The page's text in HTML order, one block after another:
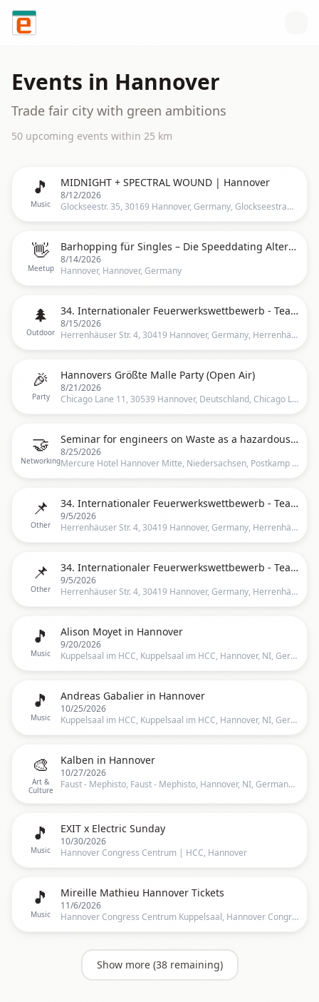
Skip to content
Events in Hannover
Trade fair city with green ambitions
50 upcoming events within 25 km
🎵
Music
MIDNIGHT + SPECTRAL WOUND | Hannover
8/12/2026
Glockseestr. 35, 30169 Hannover, Germany, Glockseestraße 35, 30169 Hannover, Deutschland, Hannover
👋
Meetup
Barhopping für Singles – Die Speeddating Alternative
8/14/2026
Hannover, Hannover, Germany
🌲
Outdoor
34. Internationaler Feuerwerkswettbewerb - Team Finnland
8/15/2026
Herrenhäuser Str. 4, 30419 Hannover, Germany, Herrenhäuser Straße 4, 30419 Hannover, Deutschland, Hannover
🎉
Party
Hannovers Größte Malle Party (Open Air)
8/21/2026
Chicago Lane 11, 30539 Hannover, Deutschland, Chicago Lane 11, 30539 Hannover, Deutschland, Hannover
🤝
Networking
Seminar for engineers on Waste as a hazardous substance and dangerous goods
8/25/2026
Mercure Hotel Hannover Mitte, Niedersachsen, Postkamp 10, 30159 Hannover, Germany, Hanover, DE
📌
Other
34. Internationaler Feuerwerkswettbewerb - Team Schottland
9/5/2026
Herrenhäuser Str. 4, 30419 Hannover, Germany, Herrenhäuser Straße 4, 30419 Hannover, Deutschland, Hannover
📌
Other
34. Internationaler Feuerwerkswettbewerb - Team Schottland
9/5/2026
Herrenhäuser Str. 4, 30419 Hannover, Germany, Herrenhäuser Straße 4, 30419 Hannover, Deutschland, Hannover
🎵
Music
Alison Moyet in Hannover
9/20/2026
Kuppelsaal im HCC, Kuppelsaal im HCC, Hannover, NI, Germany, Hannover
🎵
Music
Andreas Gabalier in Hannover
10/25/2026
Kuppelsaal im HCC, Kuppelsaal im HCC, Hannover, NI, Germany, Hannover
🎨
Art &
Culture
Kalben in Hannover
10/27/2026
Faust - Mephisto, Faust - Mephisto, Hannover, NI, Germany, Hannover
🎵
Music
EXIT x Electric Sunday
10/30/2026
Hannover Congress Centrum | HCC, Hannover
🎵
Music
Mireille Mathieu Hannover Tickets
11/6/2026
Hannover Congress Centrum Kuppelsaal, Hannover Congress Centrum Kuppelsaal, Hannover, Germany, Hannover
Show more (38remaining)